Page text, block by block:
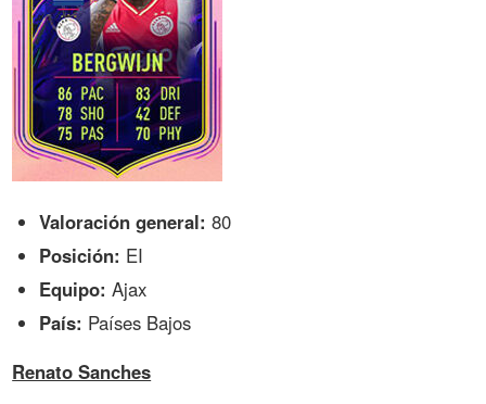
Valoración general: 80
Posición: EI
Equipo: Ajax
País: Países Bajos
Renato Sanches